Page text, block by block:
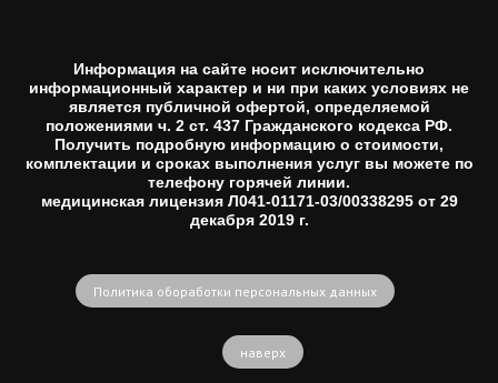
Информация на сайте носит исключительно
информационный характер и ни при каких условиях не
является публичной офертой, определяемой
положениями ч. 2 ст. 437 Гражданского кодекса РФ.
Получить подробную информацию о стоимости,
комплектации и сроках выполнения услуг вы можете по
телефону горячей линии.
медицинская лицензия Л041-01171-03/00338295 от 29
декабря 2019 г.
Политика обоработки персональных данных
наверх